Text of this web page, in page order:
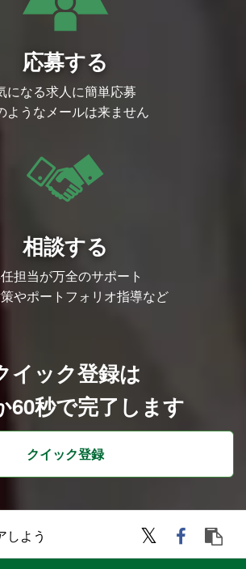
で埼玉』を題材にしたブラウザゲ
高い映画IPを活用した、既存枠を
しい挑戦として開発されたタイト
！地引き網』
たちと協力して怪魚を退治し、世
を保護して、魚達の楽園を目指す
型ソーシャルゲーム
社の営業部門は16名のメンバー
直接マネジメントしている状態で
」ではありません。
すべき営業戦略の立案や新規サー
ての成長に"もどかしさ"を感じて
ここに、あなたの力が必要です。
マネジメントの中核を担い、
ョンに求める最大のミッションで
後、こうなっていてほしい
きます。
全員の「人となり」を深く理解
関係が構築できている
材を熟知し、現場の営業メンバー
線で議論ができる
っていただきたいと考えていま
について、正直にお話しします
ャー」という肩書だけで、実態
りません。当然ながら、コンプ
提となりますが、 「何を、どう
やり方についてはあなたにお
す。
自由には責任が伴います。 結果
応募する
になる求人に簡単応募
ようなメールは来ません
相談する
担当が万全のサポート
やポートフォリオ指導など
イック登録は
60秒で完了します
クイック登録
しよう